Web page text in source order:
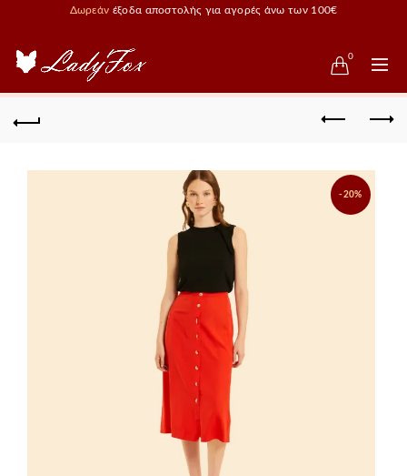
Δωρεάν έξοδα αποστολής για αγορές άνω των 100€
0
-20%